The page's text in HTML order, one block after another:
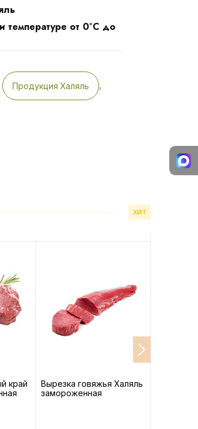
температуре от 0°С до
Продукция Халяль ,
ХИТ
край
Вырезка говяжья Халяль
замороженная